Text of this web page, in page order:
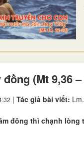
(Mt 9,36 –
| Tác giả bài viết:
đông thì chạnh